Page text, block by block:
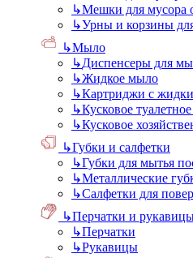
↳Мешки для мусора
↳Урны и корзины
↳Мыло
↳Диспенсеры для
↳Жидкое мыло
↳Картриджи с
↳Кусковое
↳Кусковое
↳Губки и салфетки
↳Губки для мытья
↳Металлические
↳Салфетки для
↳Перчатки и
↳Перчатки
↳Рукавицы